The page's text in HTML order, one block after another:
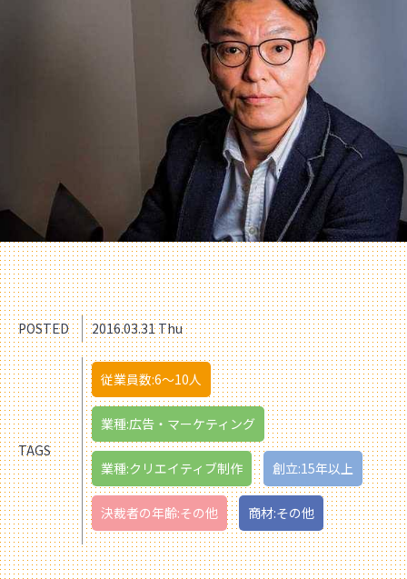
POSTED 2016.03.31 Thu
TAGS
従業員数:6～10人
業種:広告・マーケティング
業種:クリエイティブ制作 創立:15年以上
決裁者の年齢:その他 商材:その他